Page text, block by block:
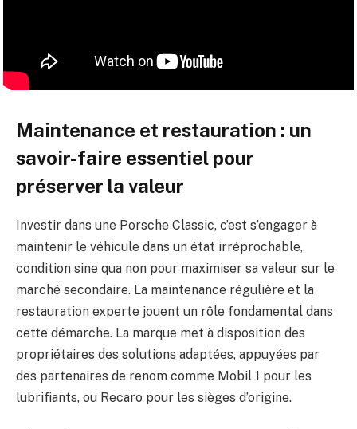
Maintenance et restauration : un
savoir-faire essentiel pour
préserver la valeur
Investir dans une Porsche Classic, c’est s’engager à
maintenir le véhicule dans un état irréprochable,
condition sine qua non pour maximiser sa valeur sur le
marché secondaire. La maintenance régulière et la
restauration experte jouent un rôle fondamental dans
cette démarche. La marque met à disposition des
propriétaires des solutions adaptées, appuyées par
des partenaires de renom comme Mobil 1 pour les
lubrifiants, ou Recaro pour les sièges d’origine.